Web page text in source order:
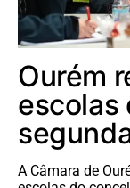
Ourém
escolas
A Câmara de